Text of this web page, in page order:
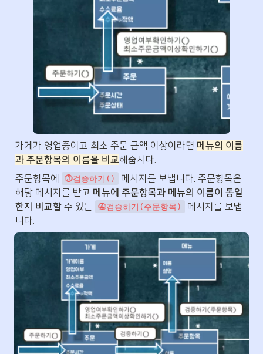
가게가 영업중이고 최소 주문 금액 이상이라면 메뉴의 이름
과 주문항목의 이름을 비교해줍시다.
주문항목에
⓷검증하기()
메시지를 보냅니다. 주문항목은
해당 메시지를 받고 메뉴에 주문항목과 메뉴의 이름이 동일
한지 비교할 수 있는 ⓸검증하기(주문항목)
메시지를 보냅
니다.